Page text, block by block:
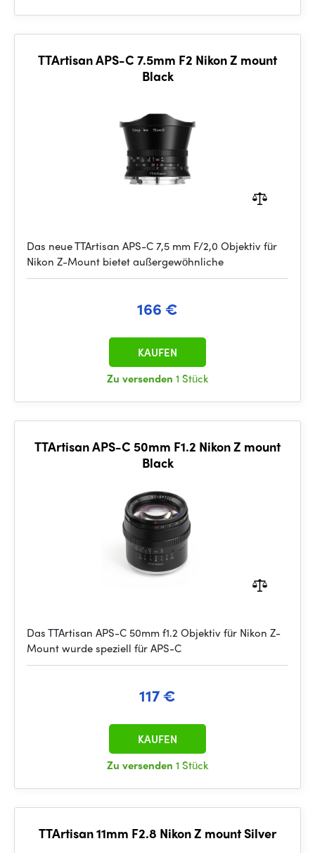
TTArtisan APS-C 7.5mm F2 Nikon Z mount
Black
Das neue TTArtisan APS-C 7,5 mm F/2,0 Objektiv für
Nikon Z-Mount bietet außergewöhnliche
166 €
Zu versenden 1 Stück
KAUFEN
TTArtisan APS-C 50mm F1.2 Nikon Z mount
Black
Das TTArtisan APS-C 50mm f1.2 Objektiv für Nikon Z-
Mount wurde speziell für APS-C
117 €
Zu versenden 1 Stück
KAUFEN
TTArtisan 11mm F2.8 Nikon Z mount Silver